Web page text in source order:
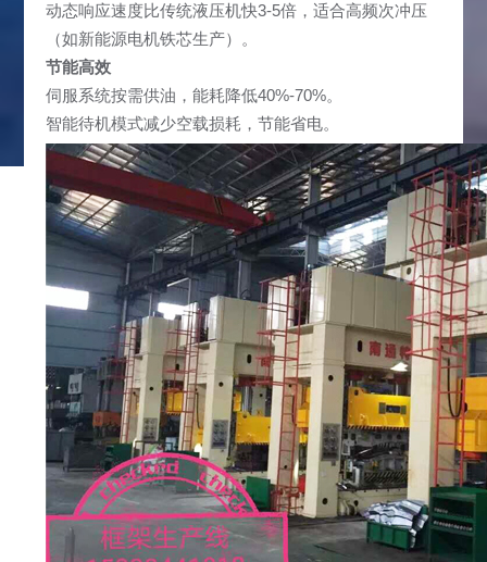
动态响应速度比传统液压机快3-5倍，适合高频次冲压
（如新能源电机铁芯生产）。
节能高效
伺服系统按需供油，能耗降低40%-70%。
智能待机模式减少空载损耗，节能省电。